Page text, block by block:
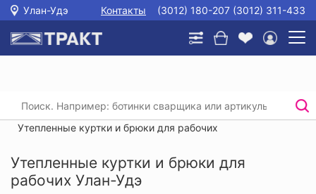
Улан-Удэ Контакты (3012) 180-207 (3012) 311-433
Главная / /
Утепленные куртки и брюки для рабочих
Утепленные куртки и брюки для рабочих
Утепленные куртки и брюки для
рабочих Улан-Удэ